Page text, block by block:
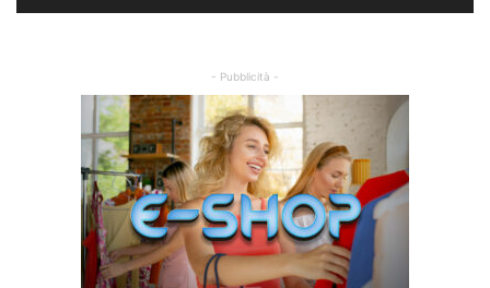
- Pubblicità -